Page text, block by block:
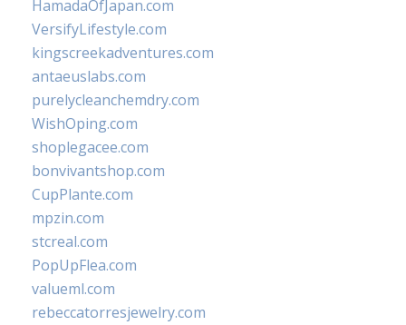
HamadaOfJapan.com
VersifyLifestyle.com
kingscreekadventures.com
antaeuslabs.com
purelycleanchemdry.com
WishOping.com
shoplegacee.com
bonvivantshop.com
CupPlante.com
mpzin.com
stcreal.com
PopUpFlea.com
valueml.com
rebeccatorresjewelry.com